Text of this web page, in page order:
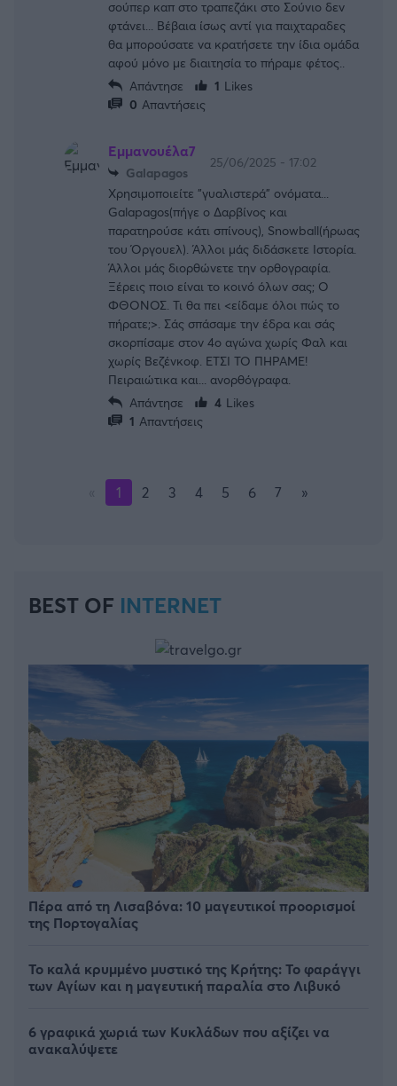
σούπερ καπ στο τραπεζάκι στο Σούνιο δεν
φτάνει... Βέβαια ίσως αντί για παιχταραδες
θα μπορούσατε να κρατήσετε την ίδια ομάδα
αφού μόνο με διαιτησία το πήραμε φέτος..
Απάντησε
1 Likes
0 Απαντήσεις
Εμμανουέλα7
Galapagos
25/06/2025 - 17:02
Χρησιμοποιείτε "γυαλιστερά" ονόματα...
Galapagos(πήγε ο Δαρβίνος και
παρατηρούσε κάτι σπίνους), Snowball(ήρωας
του Όργουελ). Άλλοι μάς διδάσκετε Ιστορία.
Άλλοι μάς διορθώνετε την ορθογραφία.
Ξέρεις ποιο είναι το κοινό όλων σας; Ο
ΦΘΟΝΟΣ. Τι θα πει <είδαμε όλοι πώς το
πήρατε;>. Σάς σπάσαμε την έδρα και σάς
σκορπίσαμε στον 4ο αγώνα χωρίς Φαλ και
χωρίς Βεζένκοφ. ΕΤΣΙ ΤΟ ΠΗΡΑΜΕ!
Πειραιώτικα και... ανορθόγραφα.
Απάντησε
4 Likes
1 Απαντήσεις
1 2 3 4 5 6 7 »
BEST OF INTERNET
Πέρα από τη Λισαβόνα: 10 μαγευτικοί προορισμοί
της Πορτογαλίας
Το καλά κρυμμένο μυστικό της Κρήτης: Το φαράγγι
των Αγίων και η μαγευτική παραλία στο Λιβυκό
6 γραφικά χωριά των Κυκλάδων που αξίζει να
ανακαλύψετε